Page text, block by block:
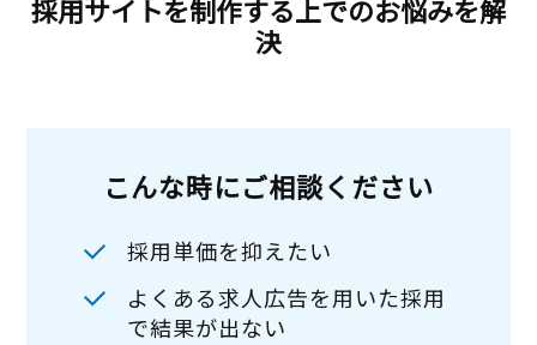
採用サイトを制作する上でのお悩みを解
決
こんな時にご相談ください
採用単価を抑えたい
よくある求人広告を用いた採用
で結果が出ない